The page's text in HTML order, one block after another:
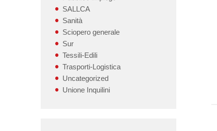
SALLCA
Sanità
Sciopero generale
Sur
Tessili-Edili
Trasporti-Logistica
Uncategorized
Unione Inquilini